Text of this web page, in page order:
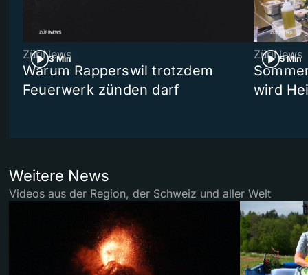
3 Min
ZüriNews
Warum Rapperswil trotzdem
Feuerwerk zünden darf
5 Min
ZüriNews
wird
Weitere News
Videos aus der Region, der Schweiz und aller Welt